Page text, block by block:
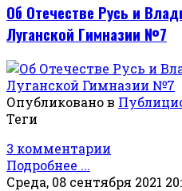
Об Отечестве Русь и
Луганской Гимназии №7
Опубликовано в
Теги
3 комментарии
Подробнее ...
Среда, 08 сентября 2021